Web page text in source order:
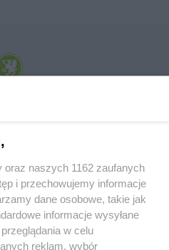
Internetowy Serwis Informacyjny Miasta
oraz naszych 1162 zaufanych
i przechowujemy informacje
dane osobowe, takie jak
informacje wysyłane
w celu
reklam, wybór